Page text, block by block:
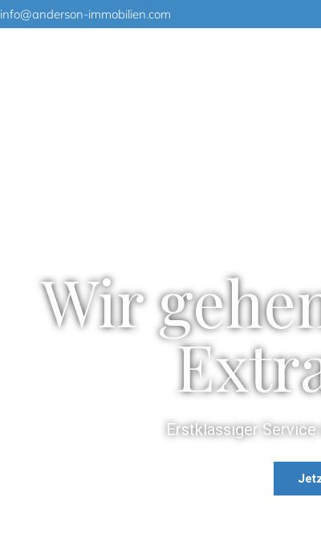
info@anderson-immobilien.com
Wir
Erstklassiger